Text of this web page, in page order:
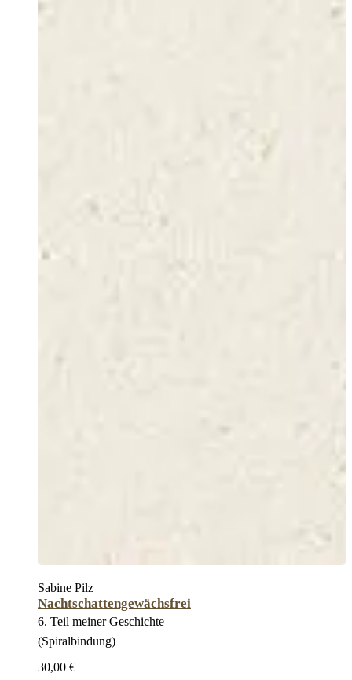
Sabine Pilz
Nachtschattengewächsfrei
6. Teil meiner Geschichte
(Spiralbindung)
30,00 €